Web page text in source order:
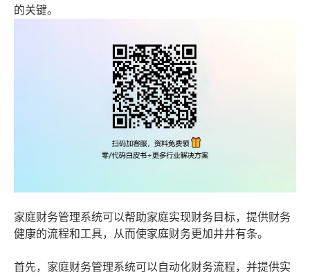
的关键。
家庭财务管理系统可以帮助家庭实现财务目标，提供财务
健康的流程和工具，从而使家庭财务更加井井有条。
首先，家庭财务管理系统可以自动化财务流程，并提供实